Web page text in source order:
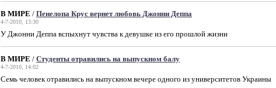
В МИРЕ / Пенелопа Крус вернет любовь Джонни Деппа
4-7-2010, 13:30
У Джонни Деппа вспыхнут чувства к девушке из его прошлой жизни
В МИРЕ / Студенты отравились на выпускном балу
4-7-2010, 14:02
Семь человек отравились на выпускном вечере одного из университетов Украины